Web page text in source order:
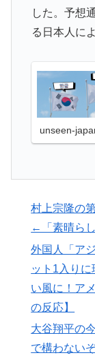
▶
韓国人「熊
覧くださ
と日本人は
フランス人
能性を会長
音がこれ！
【海外の反
▶ 大地震が起
【MLB】化
転向させな
い」「先発
な」
▶ 大地震が起
海外でも凄
▶ 海外「海外
て何？その
した。予想
る日本人に
unseen-
村上宗隆の
←「素晴ら
外国人「ア
ット1入り
い風に！ア
の反応】
大谷翔平の
で構わない